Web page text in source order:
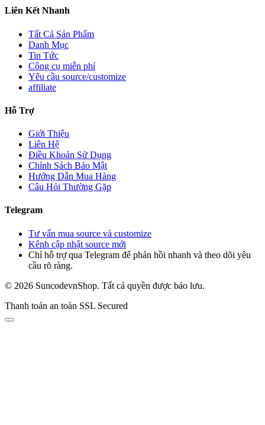
Liên Kết Nhanh
Tất Cả Sản Phẩm
Danh Mục
Tin Tức
Công cụ miễn phí
Yêu cầu source/customize
affiliate
Hỗ Trợ
Giới Thiệu
Liên Hệ
Điều Khoản Sử Dụng
Chính Sách Bảo Mật
Hướng Dẫn Mua Hàng
Câu Hỏi Thường Gặp
Telegram
Tư vấn mua source và customize
Kênh cập nhật source mới
Chỉ hỗ trợ qua Telegram để phản hồi nhanh và theo dõi yêu
cầu rõ ràng.
© 2026 SuncodevnShop. Tất cả quyền được bảo lưu.
Thanh toán an toàn SSL Secured